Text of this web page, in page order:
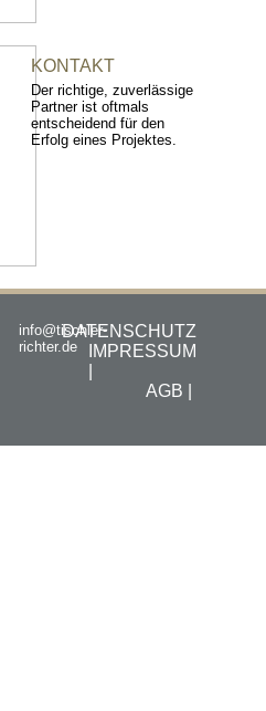
KONTAKT
Der richtige, zuverlässige
Partner ist oftmals
entscheidend für den
Erfolg eines Projektes.
info@tischler-
richter.de
DATENSCHUTZ
IMPRESSUM
AGB |